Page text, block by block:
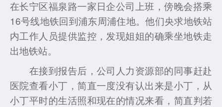
在长宁区福泉路一家日企公司上班，傍晚会搭乘
16号线地铁回到浦东周浦住地。他们央求地铁站
内工作人员提供监控，发现姐姐的确乘坐地铁走
出地铁站。
在接到报告后，公司人力资源部的同事赶赴
医院查看小丁，简直一度没有认出来是小丁，从
小丁平时的生活照和现在的情况来看，简直判若